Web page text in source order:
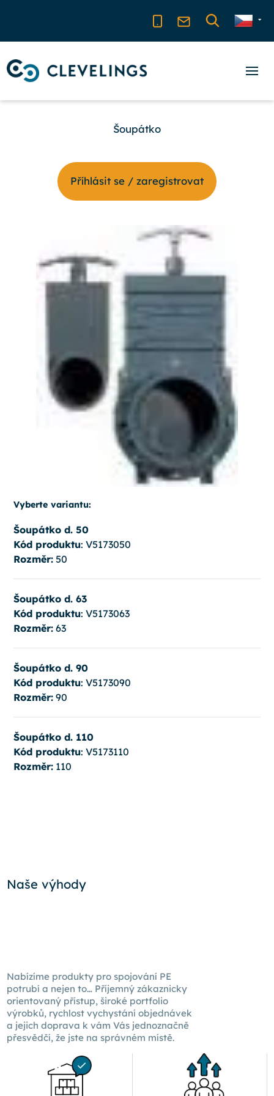
Šoupátko
Příhlásit se / zaregistrovat
Vyberte variantu:
Šoupátko d. 50
Kód produktu: V5173050
Rozměr:50
Šoupátko d. 63
Kód produktu: V5173063
Rozměr:63
Šoupátko d. 90
Kód produktu: V5173090
Rozměr:90
Šoupátko d. 110
Kód produktu: V5173110
Rozměr:110
Naše výhody
Nabízíme produkty pro spojování PE
potrubí a nejen to… Příjemný zákaznicky
orientovaný přístup, široké portfolio
výrobků, rychlost vychystání objednávek
a jejich doprava kvám Vás jednoznačně
přesvědčí, že jste na správném místě.